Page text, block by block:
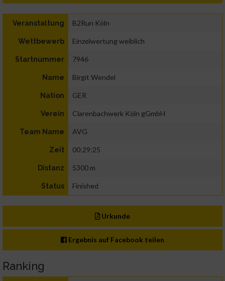
Veranstaltung B2Run Köln
Wettbewerb Einzelwertung weiblich
Startnummer 7946
Name Birgit Wendel
Nation GER
Verein Clarenbachwerk Köln gGmbH
Team Name AVG
Zeit 00:29:25
Distanz 5300 m
Status Finished
Urkunde
Ergebnis auf Facebook teilen
Ranking